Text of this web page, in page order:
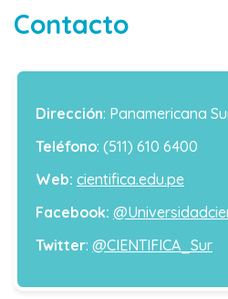
Contacto
Dirección: Panamericana
Teléfono: (511) 610 6400
Web: cientifica.edu.pe
Facebook:
Twitter: @CIENTIFICA_Sur